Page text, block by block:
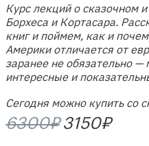
Курс лекций о сказочном
Борхеса и Кортасара.
книг и поймем, как и
Америки отличается от
заранее не обязательно
интересные и
Сегодня можно купить со
6300₽ 3150₽